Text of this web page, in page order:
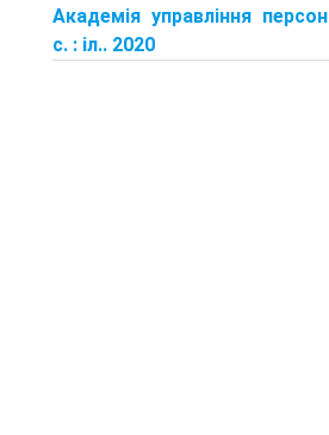
Академія управління
с. : іл.. 2020